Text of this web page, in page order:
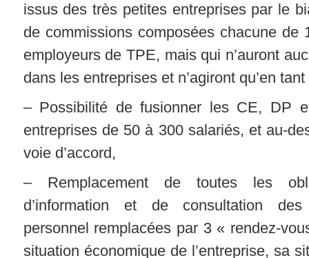
issus des très petites entreprises par le
de commissions composées chacune de
employeurs de TPE, mais qui n’auront
dans les entreprises et n’agiront qu’en
– Possibilité de fusionner les CE, DP
entreprises de 50 à 300 salariés, et au-
voie d’accord,
– Remplacement de toutes les
d’information et de consultation
personnel remplacées par 3 « rendez-
situation économique de l’entreprise, sa